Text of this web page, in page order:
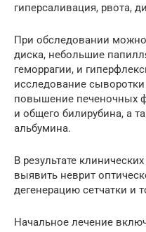
гиперсаливация, рвота,
При обследовании можно
диска, небольшие
геморрагии, и
исследование
повышение печеночных
и общего билирубина, а
альбумина.
В результате
выявить неврит
дегенерацию сетчатки и
Начальное лечение